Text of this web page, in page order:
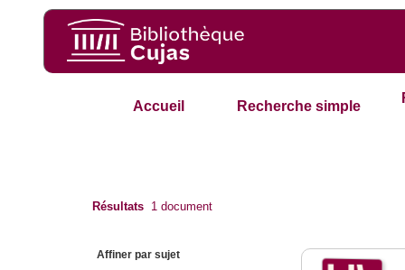
Accueil Recherche simple
Résultats 1 document
Affiner par sujet